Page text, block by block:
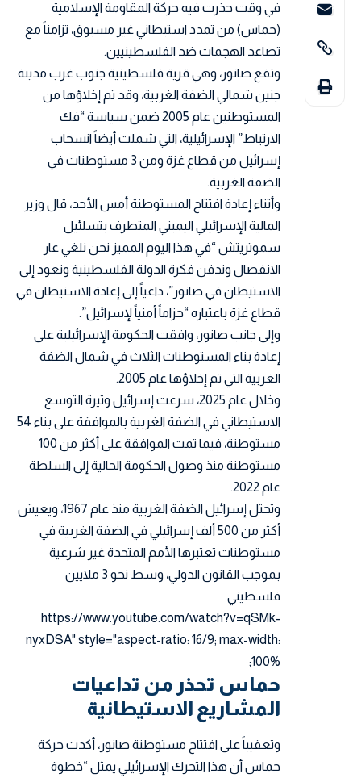
في وقت حذرت فيه حركة المقاومة الإسلامية
(حماس) من تمدد استيطاني غير مسبوق، تزامناً مع
تصاعد الهجمات ضد الفلسطينيين.
وتقع صانور، وهي قرية فلسطينية جنوب غرب مدينة
جنين شمالي الضفة الغربية، وقد تم إخلاؤها من
المستوطنين عام 2005 ضمن سياسة “فك
الارتباط” الإسرائيلية، التي شملت أيضاً انسحاب
إسرائيل من قطاع غزة ومن 3 مستوطنات في
الضفة الغربية.
وأثناء إعادة افتتاح المستوطنة أمس الأحد، قال وزير
المالية الإسرائيلي اليميني المتطرف بتسلئيل
سموتريتش “في هذا اليوم المميز نحن نلغي عار
الانفصال وندفن فكرة الدولة الفلسطينية ونعود إلى
الاستيطان في صانور”، داعياً إلى إعادة الاستيطان في
قطاع غزة باعتباره “حزاماً أمنياً لإسرائيل”.
وإلى جانب صانور، وافقت الحكومة الإسرائيلية على
إعادة بناء المستوطنات الثلاث في شمال الضفة
الغربية التي تم إخلاؤها عام 2005.
وخلال عام 2025، سرعت إسرائيل وتيرة التوسع
الاستيطاني في الضفة الغربية بالموافقة على بناء 54
مستوطنة، فيما تمت الموافقة على أكثر من 100
مستوطنة منذ وصول الحكومة الحالية إلى السلطة
عام 2022.
وتحتل إسرائيل الضفة الغربية منذ عام 1967، ويعيش
أكثر من 500 ألف إسرائيلي في الضفة الغربية في
مستوطنات تعتبرها الأمم المتحدة غير شرعية
بموجب القانون الدولي، وسط نحو 3 ملايين
فلسطيني.
https://www.youtube.com/watch?v=qSMk-
nyxDSA" style="aspect-ratio: 16/9; max-width:
100%;
حماس تحذر من تداعيات
المشاريع الاستيطانية
وتعقيباً على افتتاح مستوطنة صانور، أكدت حركة
حماس أن هذا التحرك الإسرائيلي يمثل “خطوة